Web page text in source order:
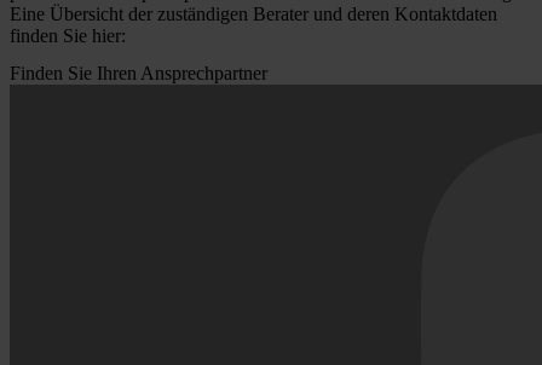
Eine Übersicht der zuständigen Berater und deren Kontaktdaten
finden Sie hier:
Finden Sie Ihren Ansprechpartner